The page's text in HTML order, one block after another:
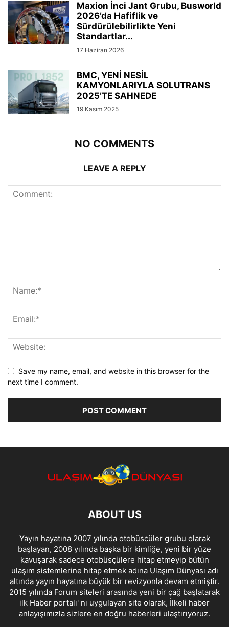
Maxion İnci Jant Grubu, Busworld
2026’da Hafiflik ve
Sürdürülebilirlikte Yeni
Standartlar...
17 Haziran 2026
BMC, YENİ NESİL
KAMYONLARIYLA SOLUTRANS
2025’TE SAHNEDE
19 Kasım 2025
NO COMMENTS
LEAVE A REPLY
Save my name, email, and website in this browser for the
next time I comment.
ABOUT US
Yayın hayatına 2007 yılında otobüscüler grubu olarak
başlayan, 2008 yılında başka bir kimliğe, yeni bir yüze
kavuşarak sadece otobüsçülere hitap etmeyip bütün
ulaşım sistemlerine hitap etmek adına Ulaşım Dünyası adı
altında yayın hayatına büyük bir revizyonla devam etmiştir.
2015 yılında Forum siteleri arasında yeni bir çağ başlatarak
ilk Haber portalı' nı uygulayan site olarak, İlkeli haber
anlayışımızla sizlere en doğru haberleri ulaştırıyoruz.